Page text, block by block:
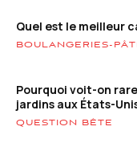
Quel est le meilleur
BOULANGERIES-
Pourquoi voit-on
jardins aux États-
QUESTION BÊTE